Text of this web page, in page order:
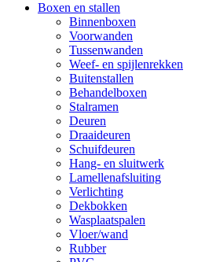
Boxen en stallen
Binnenboxen
Voorwanden
Tussenwanden
Weef- en spijlenrekken
Buitenstallen
Behandelboxen
Stalramen
Deuren
Draaideuren
Schuifdeuren
Hang- en sluitwerk
Lamellenafsluiting
Verlichting
Dekbokken
Wasplaatspalen
Vloer/wand
Rubber